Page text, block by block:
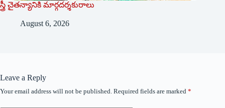
స్త్రీ చైతన్యానికి మార్గదర్శకురాలు
August 6, 2026
Leave a Reply
Your email address will not be published. Required fields are marked *